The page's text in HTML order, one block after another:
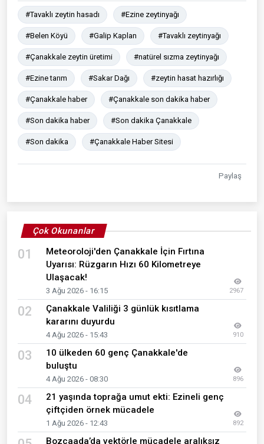
#Tavaklı zeytin hasadı #Ezine zeytinyağı
#Belen Köyü #Galip Kaplan #Tavaklı zeytinyağı
#Çanakkale zeytin üretimi #natürel sızma zeytinyağı
#Ezine tarım #Sakar Dağı #zeytin hasat hazırlığı
#Çanakkale haber #Çanakkale son dakika haber
#Son dakika haber #Son dakika Çanakkale
#Son dakika #Çanakkale Haber Sitesi
Paylaş
Çok Okunanlar
01
Meteoroloji'den Çanakkale İçin Fırtına
Uyarısı: Rüzgarın Hızı 60 Kilometreye
Ulaşacak!
3 Ağu 2026 - 16:15 2967
02
Çanakkale Valiliği 3 günlük kısıtlama
kararını duyurdu
4 Ağu 2026 - 15:43 910
03
10 ülkeden 60 genç Çanakkale'de
buluştu
4 Ağu 2026 - 08:30 896
04
21 yaşında toprağa umut ekti: Ezineli genç
çiftçiden örnek mücadele
1 Ağu 2026 - 12:43 892
Bozcaada’da vektörle mücadele aralıksız